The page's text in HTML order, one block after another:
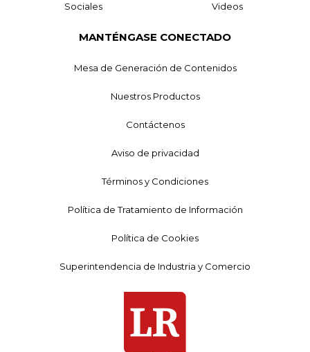
Sociales Videos
MANTÉNGASE CONECTADO
Mesa de Generación de Contenidos
Nuestros Productos
Contáctenos
Aviso de privacidad
Términos y Condiciones
Política de Tratamiento de Información
Política de Cookies
Superintendencia de Industria y Comercio